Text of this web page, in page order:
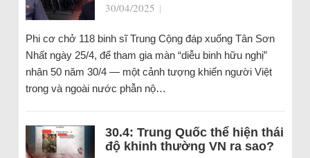
30/04/2025 |
Phi cơ chở 118 binh sĩ Trung Cộng đáp xuống Tân Sơn
Nhất ngày 25/4, để tham gia màn “diễu binh hữu nghị”
nhân 50 năm 30/4 — một cảnh tượng khiến người Việt
trong và ngoài nước phẫn nộ…
30.4: Trung Quốc thể hiện thái
độ khinh thường VN ra sao?